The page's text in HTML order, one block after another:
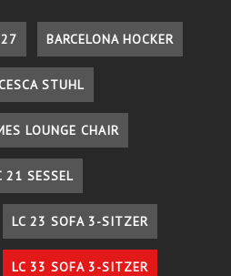
BARCELONA HOCKER
STUHL
LOUNGE CHAIR
21 SESSEL
LC 23 SOFA 3-SITZER
LC 33 SOFA 3-SITZER